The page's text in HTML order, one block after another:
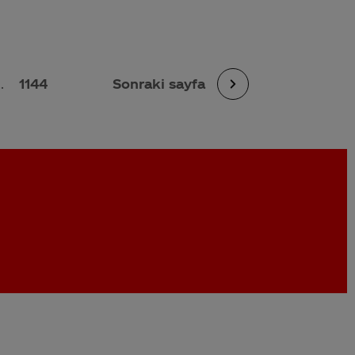
1144 Sonraki sayfa